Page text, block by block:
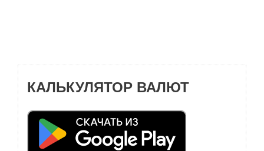
КАЛЬКУЛЯТОР ВАЛЮТ